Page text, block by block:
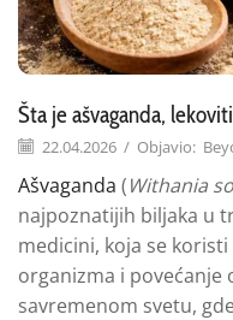
Šta je ašvaganda,
22.04.2026 / Objavio:
Ašvaganda (Withania
najpoznatijih biljaka u
medicini, koja se
organizma i
savremenom svetu,